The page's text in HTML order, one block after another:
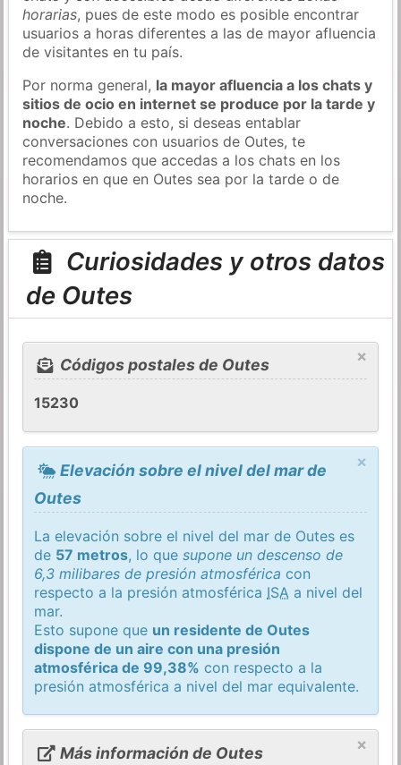
horarias, pues de este modo es posible encontrar
usuarios a horas diferentes a las de mayor afluencia
de visitantes en tu país.
Por norma general, la mayor afluencia a los chats y
sitios de ocio en internet se produce por la tarde y
noche. Debido a esto, si deseas entablar
conversaciones con usuarios de Outes, te
recomendamos que accedas a los chats en los
horarios en que en Outes sea por la tarde o de
noche.
Curiosidades y otros datos
de Outes
×
Códigos postales de Outes
15230
×
Elevación sobre el nivel del mar de
Outes
La elevación sobre el nivel del mar de Outes es
de 57 metros, lo quesupone un descenso de
6,3 milibares de presión atmosférica con
respecto a la presión atmosférica ISA a nivel del
mar.
Esto supone que un residente de Outes
dispone de un aire con una presión
atmosférica de 99,38% con respecto a la
presión atmosférica a nivel del mar equivalente.
×
Más información de Outes